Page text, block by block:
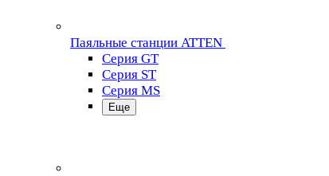
Паяльные станции ATTEN
Серия GT
Серия ST
Серия MS
Еще